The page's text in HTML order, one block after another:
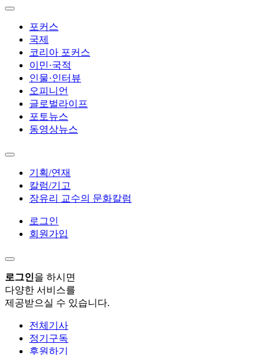
포커스
국제
코리아 포커스
이민·국적
인물·인터뷰
오피니언
글로벌라이프
포토뉴스
동영상뉴스
기획/연재
칼럼/기고
장유리 교수의 문화칼럼
로그인
회원가입
로그인을 하시면
다양한 서비스를
제공받으실 수 있습니다.
전체기사
정기구독
후원하기